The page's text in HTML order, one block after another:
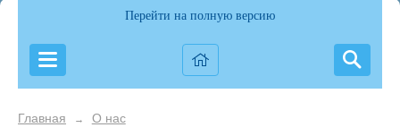
Перейти на полную версию
Главная → О нас